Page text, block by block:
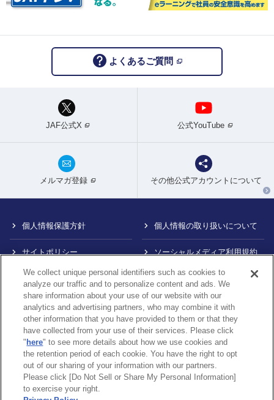
よくあるご質問
JAF公式X 公式YouTube
メルマガ登録 その他公式アカウントについて
個人情報保護方針 個人情報の取り扱いについて
サイトポリシー ソーシャルメディア利用規約
特定商取引法に基づく表示 情報提供終了のお知らせ
Do Not Sell or Share My
Personal Information
カスタマーハラスメント対応
について
内部通報制度について
〒105-0012
東京都港区芝大門1-1-30 日本自動車会館
We collect unique personal identifiers such as cookies to
analyze our traffic and to personalize content and ads. We
share information about your use of our website with our
analytics and advertising partners, who may combine it with
other information that you have provided to them or that they
have collected from your use of their services. Please click
" here" to see more details about how we use cookies and
the retention period of each cookie. You have the right to opt
out of our sharing of your information with our partners.
Please click [Do Not Sell or Share My Personal Information]
to exercise your right.